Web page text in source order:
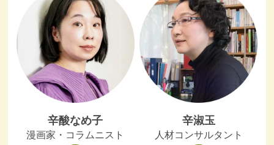
辛酸なめ子
漫画家・コラムニスト
辛淑玉
人材コンサルタント